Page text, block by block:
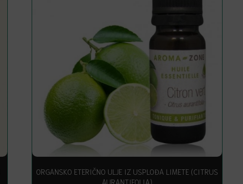
ORGANSKO ETERIČNO ULJE IZ USPLOĐA LIMETE (CITRUS
AURANTIFOLIA)